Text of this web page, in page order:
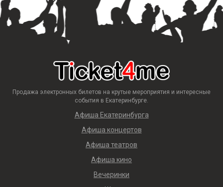
Продажа электронных билетов на крутые мероприятия и интересные
события в Екатеринбурге.
Афиша Екатеринбурга
Афиша концертов
Афиша театров
Афиша кино
Вечеринки